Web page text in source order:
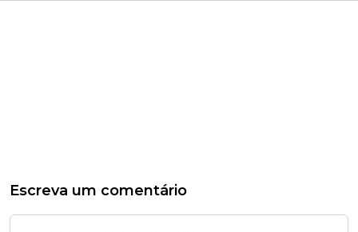
Escreva um comentário